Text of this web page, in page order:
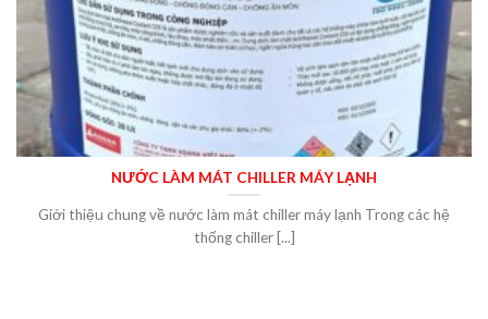
NƯỚC LÀM MÁT CHILLER MÁY LẠNH
Giới thiệu chung về nước làm mát chiller máy lạnh Trong các hệ
thống chiller [...]